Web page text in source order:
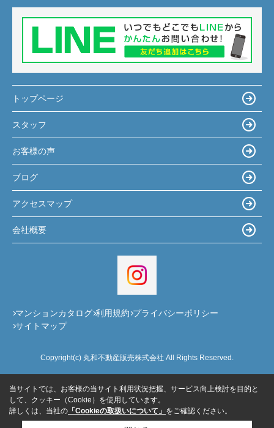
トップページ
スタッフ
お客様の声
ブログ
アクセスマップ
会社概要
マンションカタログ 利用規約 プライバシーポリシー
サイトマップ
Copyright(c) 丸和不動産販売株式会社 All Rights Reserved.
当サイトでは、お客様の当サイト利用状況把握、サービス向上検討を目的と
して、クッキー（Cookie）を使用しています。
詳しくは、当社の 「Cookieの取扱いについて」 をご確認ください。